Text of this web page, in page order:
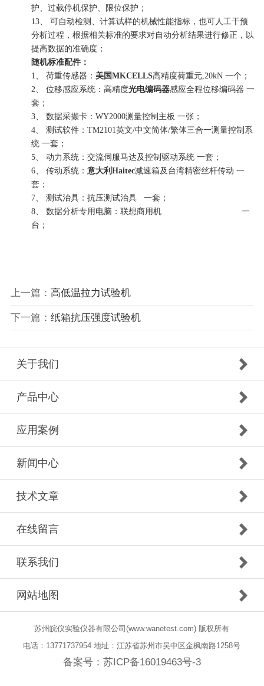
护、过载停机保护、限位保护；
13、 可自动检测、计算试样的机械性能指标，也可人工干预
分析过程，根据相关标准的要求对自动分析结果进行修正，以
提高数据的准确度；
随机标准配件：
1、 荷重传感器：美国MKCELLS高精度荷重元,20kN 一个；
2、 位移感应系统：高精度光电编码器感应全程位移编码器 一
套；
3、 数据采撷卡：WY2000测量控制主板 一张；
4、 测试软件：TM2101英文/中文简体/繁体三合一测量控制系
统 一套；
5、 动力系统：交流伺服马达及控制驱动系统 一套；
6、 传动系统：意大利Haitec减速箱及台湾精密丝杆传动 一
套；
7、 测试治具：抗压测试治具 一套；
8、 数据分析专用电脑：联想商用机 一
台；
上一篇： 高低温拉力试验机
下一篇： 纸箱抗压强度试验机
关于我们
产品中心
应用案例
新闻中心
技术文章
在线留言
联系我们
网站地图
苏州皖仪实验仪器有限公司(www.wanetest.com) 版权所有
电话：13771737954 地址：江苏省苏州市吴中区金枫南路1258号
备案号： 苏ICP备16019463号-3